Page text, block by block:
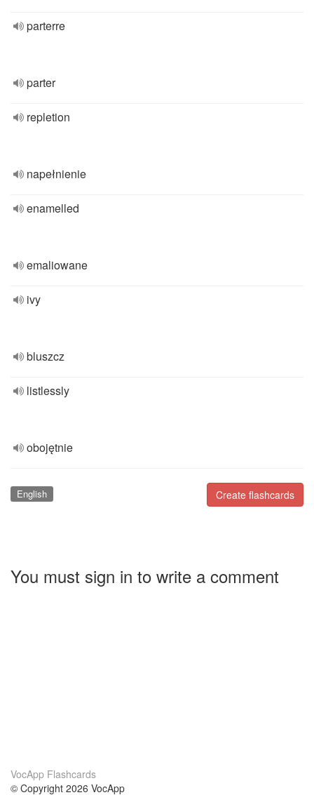
parterre
parter
repletion
napełnienie
enamelled
emaliowane
ivy
bluszcz
listlessly
obojętnie
Create flashcards
English
You must sign in to write a comment
VocApp Flashcards
© Copyright 2026 VocApp